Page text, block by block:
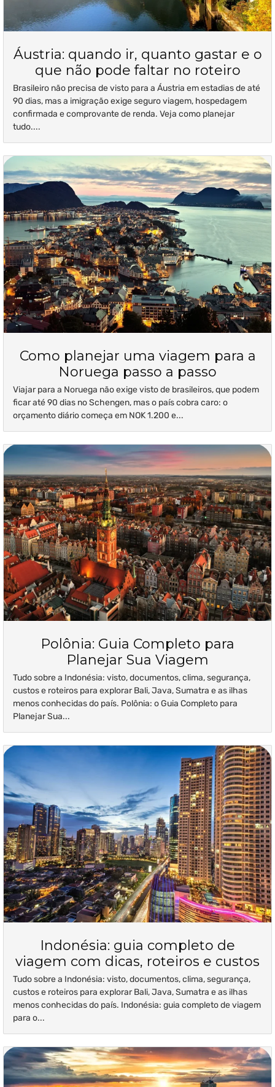
Áustria: quando ir, quanto gastar e o
que não pode faltar no roteiro
Brasileiro não precisa de visto para a Áustria em estadias de até
90 dias, mas a imigração exige seguro viagem, hospedagem
confirmada e comprovante de renda. Veja como planejar
tudo....
Como planejar uma viagem para a
Noruega passo a passo
Viajar para a Noruega não exige visto de brasileiros, que podem
ficar até 90 dias no Schengen, mas o país cobra caro: o
orçamento diário começa em NOK 1.200 e...
Polônia: Guia Completo para
Planejar Sua Viagem
Tudo sobre a Indonésia: visto, documentos, clima, segurança,
custos e roteiros para explorar Bali, Java, Sumatra e as ilhas
menos conhecidas do país. Polônia: o Guia Completo para
Planejar Sua...
Indonésia: guia completo de
viagem com dicas, roteiros e custos
Tudo sobre a Indonésia: visto, documentos, clima, segurança,
custos e roteiros para explorar Bali, Java, Sumatra e as ilhas
menos conhecidas do país. Indonésia: guia completo de viagem
para o...